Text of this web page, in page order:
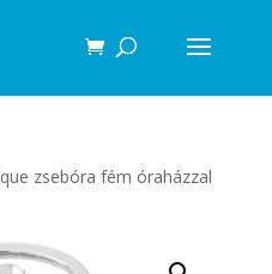
zsebóra fém óraházzal